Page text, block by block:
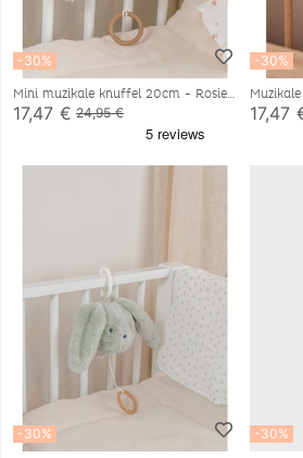
-30%
Mini muzikale knuffel 20cm - Rosie
17,47 € 24,95 €
-30%
17,47
-30% -30%